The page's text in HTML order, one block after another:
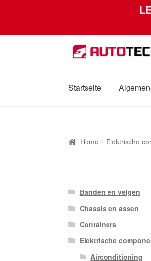
Skip
to
Skip
to
Startseite
Mijn accountOver ons
Home Elektrische
Banden en velgen
Chassis en assen
Containers
Elektrische
Airconditioning